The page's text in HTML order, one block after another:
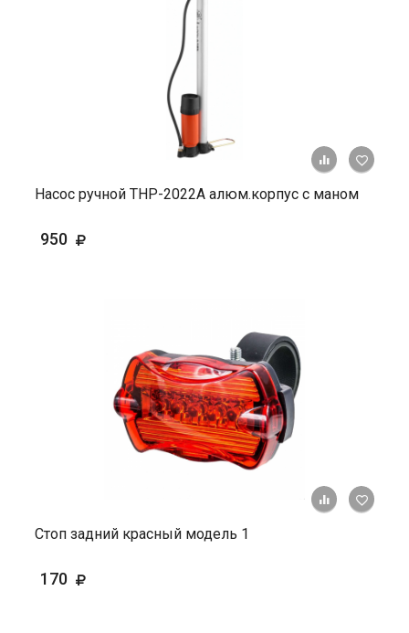
+ К
Насос ручной ТНР-2022А алюм.корпус с маном
950
+ К
Стоп задний красный модель 1
170